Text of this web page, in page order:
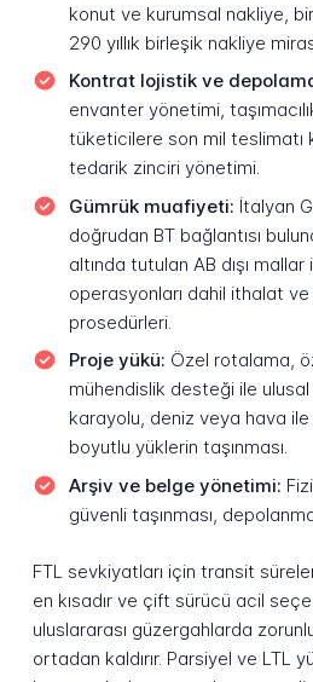
konut ve kurumsal nakliye,
290 yıllık birleşik nakliye
Kontrat lojistik ve
envanter yönetimi,
tüketicilere son mil teslimatı
tedarik zinciri yönetimi.
Gümrük muafiyeti: İtalyan
doğrudan BT bağlantısı
altında tutulan AB dışı
operasyonları dahil ithalat
prosedürleri.
Proje yükü: Özel rotalama,
mühendislik desteği ile
karayolu, deniz veya hava
boyutlu yüklerin taşınması.
Arşiv ve belge yönetimi:
güvenli taşınması,
FTL sevkiyatları için transit
en kısadır ve çift sürücü acil
uluslararası güzergahlarda
ortadan kaldırır. Parsiyel ve LTL